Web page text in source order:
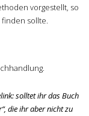
vorgestellt, so
sollte.
solltet ihr das Buch
die ihr aber nicht zu